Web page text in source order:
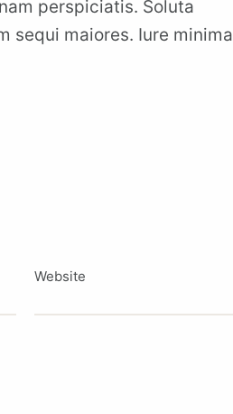
perspiciatis. Soluta
sequi maiores. Iure minima
Website